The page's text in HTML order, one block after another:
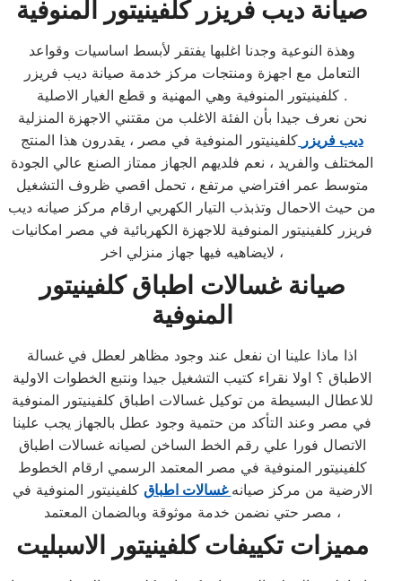
صيانة ديب فريزر كلفينيتور المنوفية
وهذة النوعية وجدنا اغلبها يفتقر لأبسط اساسيات وقواعد
التعامل مع اجهزة ومنتجات مركز خدمة صيانة ديب فريزر
كلفينيتور المنوفية وهي المهنية و قطع الغيار الاصلية .
نحن نعرف جيدا بأن الفئة الاغلب من مقتني الاجهزة المنزلية
ديب فريزر كلفينيتور المنوفية في مصر ، يقدرون هذا المنتج
المختلف والفريد ، نعم فلديهم الجهاز ممتاز الصنع عالي الجودة
متوسط عمر افتراضي مرتفع ، تحمل اقصي ظروف التشغيل
من حيث الاحمال وتذبذب التيار الكهربي ارقام مركز صيانه ديب
فريزر كلفينيتور المنوفية للاجهزة الكهربائية في مصر امكانيات
لايضاهيه فيها جهاز منزلي اخر ،
صيانة غسالات اطباق كلفينيتور
المنوفية
اذا ماذا علينا ان نفعل عند وجود مظاهر لعطل في غسالة
الاطباق ؟ اولا نقراء كتيب التشغيل جيدا ونتبع الخطوات الاولية
للاعطال البسيطة من توكيل غسالات اطباق كلفينيتور المنوفية
في مصر وعند التأكد من حتمية وجود عطل بالجهاز يجب علينا
الاتصال فورا علي رقم الخط الساخن لصيانه غسالات اطباق
كلفينيتور المنوفية في مصر المعتمد الرسمي ارقام الخطوط
الارضية من مركز صيانه غسالات اطباق كلفينيتور المنوفية في
مصر حتي نضمن خدمة موثوقة وبالضمان المعتمد ،
مميزات تكييفات كلفينيتور الاسبليت